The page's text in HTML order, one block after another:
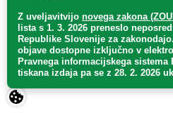
KAZALO
Z uveljavitvijo novega zakona
lista s 1. 3. 2026 preneslo
Republike Slovenije za zakonodajo
objave dostopne izključno v
Pravnega informacijskega sistema
tiskana izdaja pa se z 28. 2. 2026